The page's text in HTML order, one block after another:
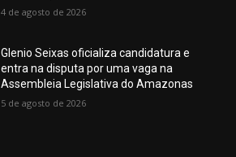
4 de agosto de 2026
Glenio Seixas oficializa candidatura e
entra na disputa por uma vaga na
Assembleia Legislativa do Amazonas
5 de agosto de 2026